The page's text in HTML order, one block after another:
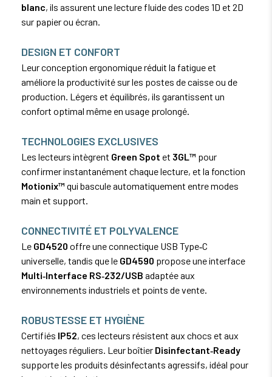
blanc, ils assurent une lecture fluide des codes 1D et 2D
sur papier ou écran.
DESIGN ET CONFORT
Leur conception ergonomique réduit la fatigue et
améliore la productivité sur les postes de caisse ou de
production. Légers et équilibrés, ils garantissent un
confort optimal même en usage prolongé.
TECHNOLOGIES EXCLUSIVES
Les lecteurs intègrent Green Spot et 3GL™ pour
confirmer instantanément chaque lecture, et la fonction
Motionix™ qui bascule automatiquement entre modes
main et support.
CONNECTIVITÉ ET POLYVALENCE
Le GD4520 offre une connectique USB Type‑C
universelle, tandis que le GD4590 propose une interface
Multi‑Interface RS‑232/USB adaptée aux
environnements industriels et points de vente.
ROBUSTESSE ET HYGIÈNE
Certifiés IP52, ces lecteurs résistent aux chocs et aux
nettoyages réguliers. Leur boîtier Disinfectant‑Ready
supporte les produits désinfectants agressifs, idéal pour